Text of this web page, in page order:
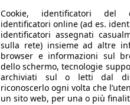
Cookie, identificatori del
identificatori online (ad es.
identificatori assegnati
sulla rete) insieme ad altre
browser e informazioni sul
dello schermo, tecnologie
archiviati sul o letti dal
riconoscerlo ogni volta che
un sito web, per una o più